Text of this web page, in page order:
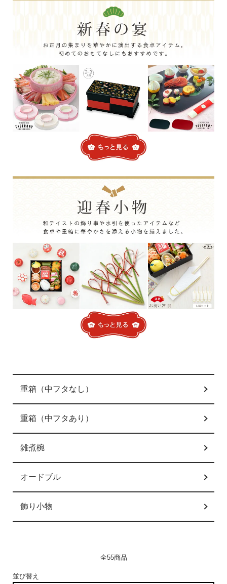
グループ一覧
重箱（中フタなし）
重箱（中フタあり）
雑煮椀
オードブル
飾り小物
全55商品
並び替え